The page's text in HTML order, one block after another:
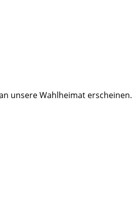
unsere Wahlheimat erscheinen.